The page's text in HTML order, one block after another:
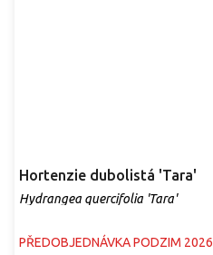
Hortenzie dubolistá 'Tara'
Hydrangea quercifolia 'Tara'
PŘEDOBJEDNÁVKA PODZIM 2026